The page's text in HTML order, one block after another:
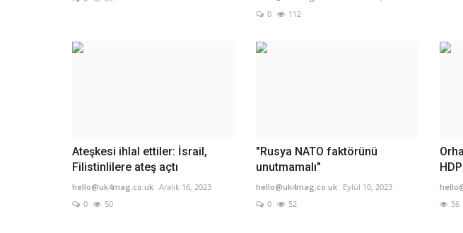
0
112
Ateşkesi ihlal ettiler: İsrail,
Filistinlilere ateş açtı
hello@uk4mag.co.uk Aralık 16, 2023
0
50
"Rusya NATO faktörünü
unutmamalı"
hello@uk4mag.co.uk
Eylül 10, 2023
0
52
56